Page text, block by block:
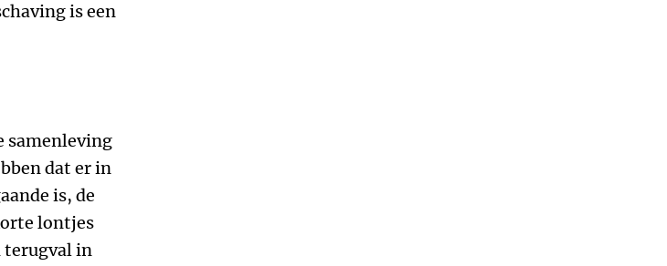
is een
samenleving
dat er in
is, de
lontjes
terugval in